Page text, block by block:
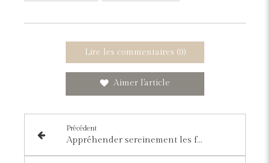
Lire les commentaires (0)
Aimer l'article
Précédent
Appréhender sereinement les fêtes de fin d’année en famille